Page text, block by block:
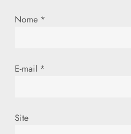
Nome *
E-mail *
Site